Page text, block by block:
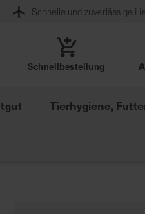
Schnelle und zuverlässige
Schnellbestellung
Tierhygiene,